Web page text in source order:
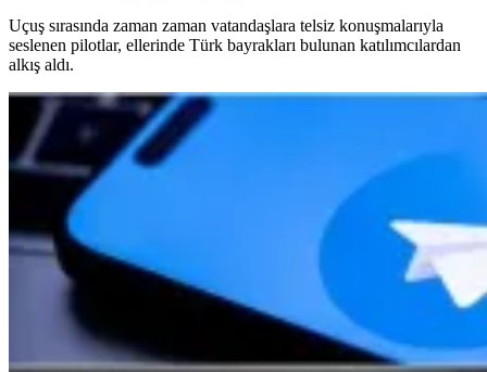
Uçuş sırasında zaman zaman vatandaşlara telsiz konuşmalarıyla
seslenen pilotlar, ellerinde Türk bayrakları bulunan katılımcılardan
alkış aldı.